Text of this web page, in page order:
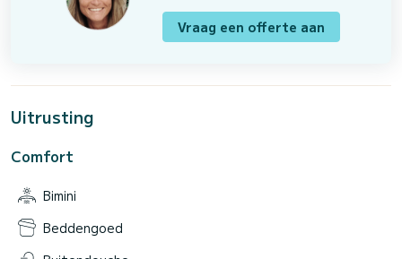
Vraag een offerte aan
Uitrusting
Comfort
Bimini
Beddengoed